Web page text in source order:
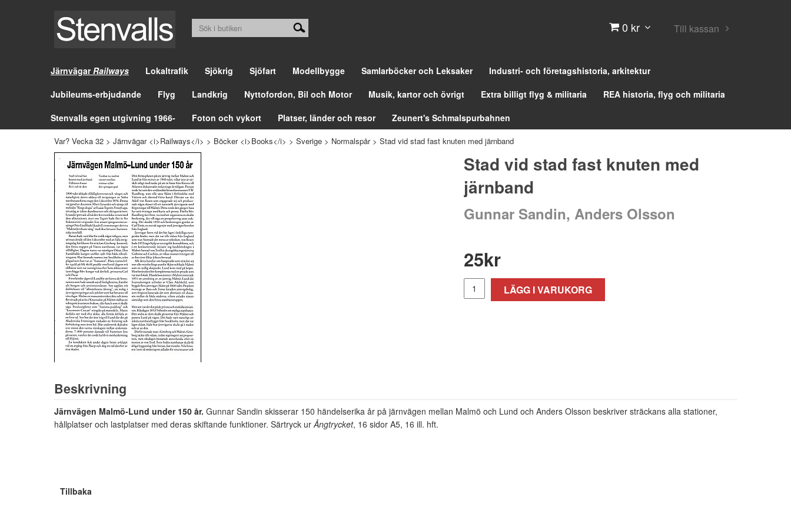
0 kr Till kassan
JärnvägarRailways Lokaltrafik Sjökrig Sjöfart Modellbygge Samlarböcker och Leksaker
Industri- och företagshistoria, arkitektur
Jubileums-erbjudande
Flyg Landkrig Nyttofordon, Bil och Motor Musik, kartor och övrigt Extra billigt flyg & militaria
REA historia, flyg och militaria
Stenvalls egen utgivning 1966-
Foton och vykort Platser, länder och resor Zeunert's Schmalspurbahnen
Var? Vecka 32 > Järnvägar <i>Railways</i> > Böcker <i>Books</i> > Sverige > Normalspår> Stad vid stad fast knuten med järnband
Stad vid stad fast knuten med
järnband
Gunnar Sandin, Anders Olsson
25kr
LÄGG I VARUKORG
Beskrivning
Järnvägen Malmö-Lund under 150 år. Gunnar Sandin skisserar 150 händelserika år på järnvägen mellan Malmö och Lund och Anders Olsson beskriver sträckans alla stationer,
hållplatser och lastplatser med deras skiftande funktioner. Särtryck ur Ångtrycket, 16 sidor A5, 16 ill. hft.
Tillbaka